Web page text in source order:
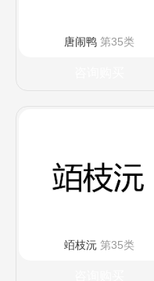
唐闹鸭 第35类
竡枝沅 第35类